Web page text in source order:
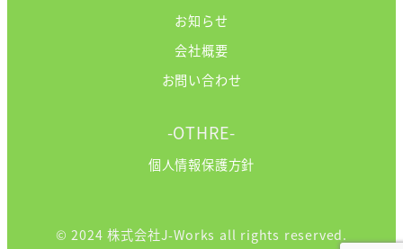
お知らせ
会社概要
お問い合わせ
-OTHRE-
個人情報保護方針
© 2024 株式会社J-Works all rights reserved.